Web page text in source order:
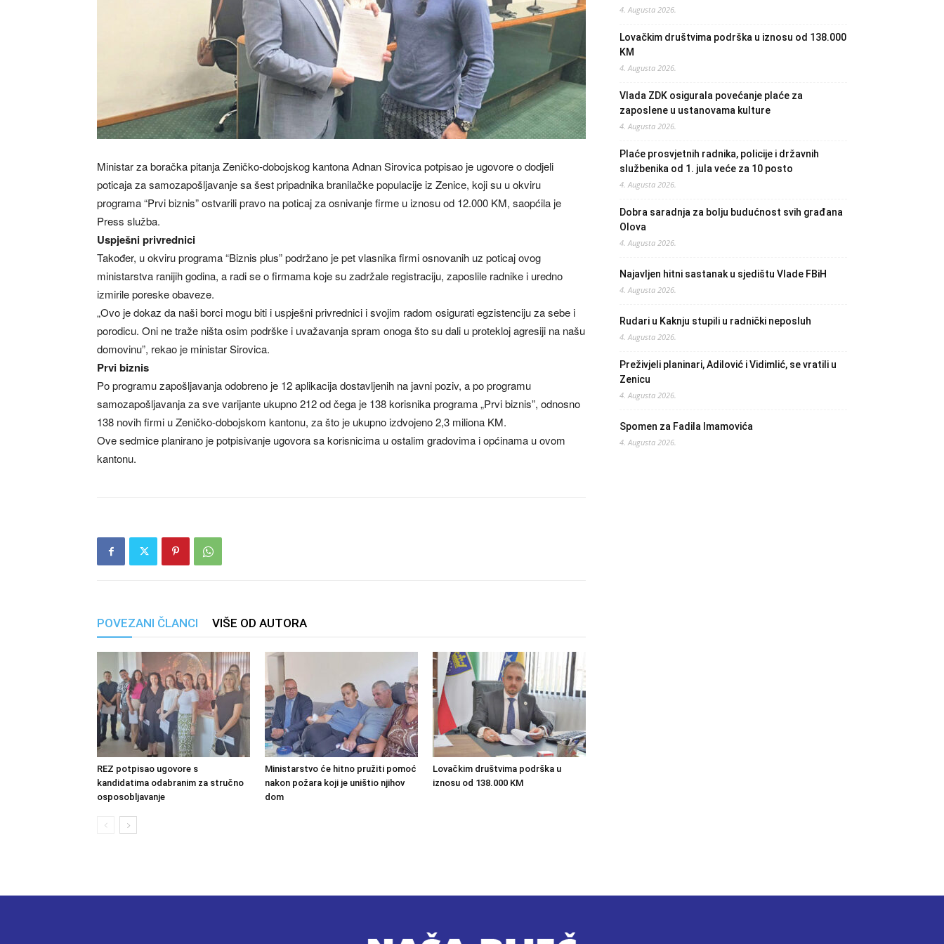
Ministar za boračka pitanja Zeničko-dobojskog kantona Adnan Sirovica potpisao je ugovore o dodjeli
poticaja za samozapošljavanje sa šest pripadnika branilačke populacije iz Zenice, koji su u okviru
programa “Prvi biznis” ostvarili pravo na poticaj za osnivanje firme u iznosu od 12.000 KM, saopćila je
Press služba.
Uspješni privrednici
Također, u okviru programa “Biznis plus” podržano je pet vlasnika firmi osnovanih uz poticaj ovog
ministarstva ranijih godina, a radi se o firmama koje su zadržale registraciju, zaposlile radnike i uredno
izmirile poreske obaveze.
„Ovo je dokaz da naši borci mogu biti i uspješni privrednici i svojim radom osigurati egzistenciju za sebe i
porodicu. Oni ne traže ništa osim podrške i uvažavanja spram onoga što su dali u protekloj agresiji na našu
domovinu”, rekao je ministar Sirovica.
Prvi biznis
Po programu zapošljavanja odobreno je 12 aplikacija dostavljenih na javni poziv, a po programu
samozapošljavanja za sve varijante ukupno 212 od čega je 138 korisnika programa „Prvi biznis”, odnosno
138 novih firmi u Zeničko-dobojskom kantonu, za što je ukupno izdvojeno 2,3 miliona KM.
Ove sedmice planirano je potpisivanje ugovora sa korisnicima u ostalim gradovima i općinama u ovom
kantonu.
POVEZANI ČLANCI VIŠE OD AUTORA
REZ potpisao ugovore s
kandidatima odabranim za stručno
osposobljavanje
Ministarstvo će hitno pružiti pomoć
nakon požara koji je uništio njihov
dom
Lovačkim društvima podrška u
iznosu od 138.000 KM
4. Augusta 2026.
Lovačkim društvima podrška u iznosu od 138.000
KM
4. Augusta 2026.
Vlada ZDK osigurala povećanje plaće za
zaposlene u ustanovama kulture
4. Augusta 2026.
Plaće prosvjetnih radnika, policije i državnih
službenika od 1. jula veće za 10 posto
4. Augusta 2026.
Dobra saradnja za bolju budućnost svih građana
Olova
4. Augusta 2026.
Najavljen hitni sastanak u sjedištu Vlade FBiH
4. Augusta 2026.
Rudari u Kaknju stupili u radnički neposluh
4. Augusta 2026.
Preživjeli planinari, Adilović i Vidimlić, se vratili u
Zenicu
4. Augusta 2026.
Spomen za Fadila Imamovića
4. Augusta 2026.